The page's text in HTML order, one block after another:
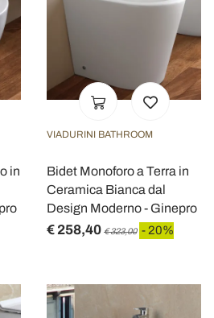
in
VIADURINI BATHROOM
Bidet Monoforo a Terra in
Ceramica Bianca dal
Design Moderno - Ginepro
€ 258,40 € 323,00 - 20%